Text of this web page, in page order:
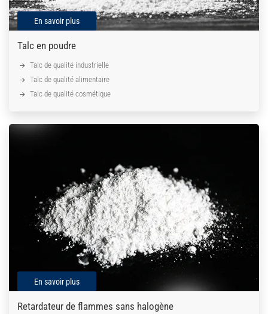
En savoir plus
Talc en poudre
Talc de qualité industrielle
Talc de qualité alimentaire
Talc de qualité cosmétique
En savoir plus
Retardateur de flammes sans halogène